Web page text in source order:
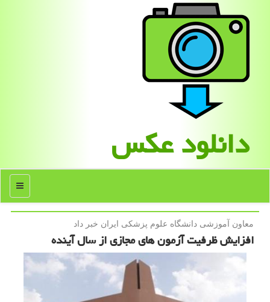
دانلود عكس
منو
معاون آموزشی دانشگاه علوم پزشكی ایران خبر داد
افزایش ظرفیت آزمون های مجازی از سال آینده